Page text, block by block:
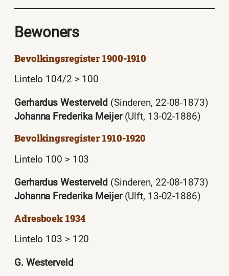
Bewoners
Bevolkingsregister 1900-1910
Lintelo 104/2 > 100
Gerhardus Westerveld (Sinderen, 22-08-1873)
Johanna Frederika Meijer(Ulft, 13-02-1886)
Bevolkingsregister 1910-1920
Lintelo 100 > 103
Gerhardus Westerveld (Sinderen, 22-08-1873)
Johanna Frederika Meijer(Ulft, 13-02-1886)
Adresboek 1934
Lintelo 103 > 120
G. Westerveld